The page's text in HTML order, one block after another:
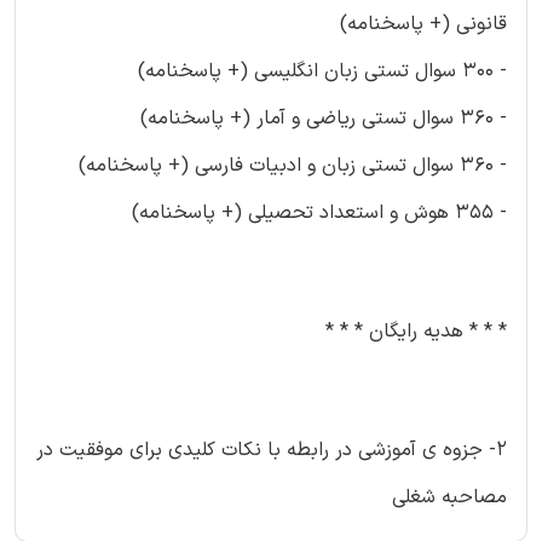
قانونی (+ پاسخنامه)
- 300 سوال تستی زبان انگلیسی (+ پاسخنامه)
- 360 سوال تستی ریاضی و آمار (+ پاسخنامه)
- 360 سوال تستی زبان و ادبیات فارسی (+ پاسخنامه)
- 355 هوش و استعداد تحصیلی (+ پاسخنامه)
* * * هدیه رایگان * * *
2- جزوه ی آموزشی در رابطه با نکات کلیدی برای موفقیت در
مصاحبه شغلی